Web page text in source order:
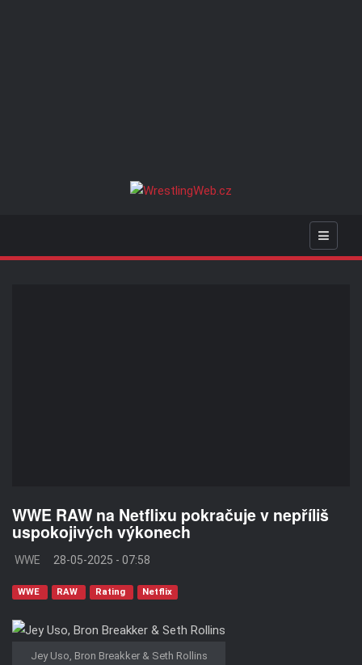
WWE RAW na Netflixu pokračuje v nepříliš
uspokojivých výkonech
WWE 28-05-2025 - 07:58
WWE RAW Rating Netflix
Jey Uso, Bron Breakker & Seth Rollins